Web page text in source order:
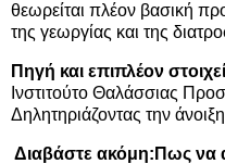
θεωρείται πλέον βασική
της γεωργίας και της
Πηγή και επιπλέον
Ινστιτούτο Θαλάσσιας
Δηλητηριάζοντας την
Διαβάστε ακόμη: Πως να